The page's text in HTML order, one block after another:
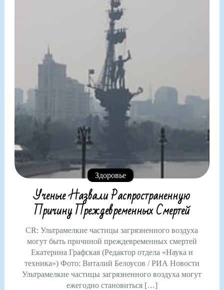
Здоровье
Ученые Назвали Распространенную
Причину Преждевременных Смертей
CR: Ультрамелкие частицы загрязненного воздуха
могут быть причиной преждевременных смертей
Екатерина Графская (Редактор отдела «Наука и
техника») Фото: Виталий Белоусов / РИА Новости
Ультрамелкие частицы загрязненного воздуха могут
ежегодно становиться […]